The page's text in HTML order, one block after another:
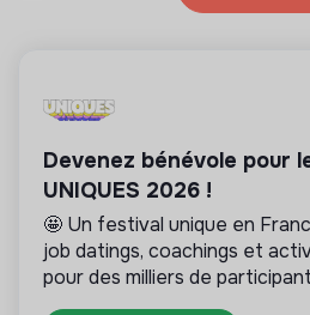
Devenez bénévole pour
UNIQUES 2026 !
🤩 Un festival unique en
job datings, coachings et
pour des milliers de